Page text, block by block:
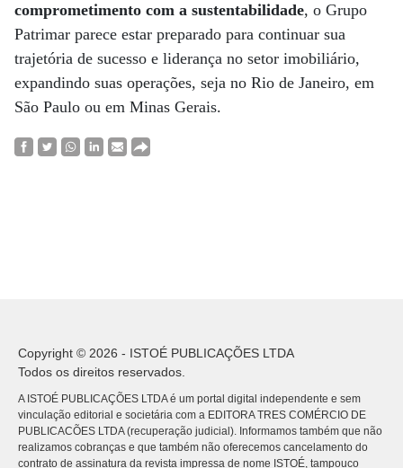
comprometimento com a sustentabilidade, o Grupo
Patrimar parece estar preparado para continuar sua
trajetória de sucesso e liderança no setor imobiliário,
expandindo suas operações, seja no Rio de Janeiro, em
São Paulo ou em Minas Gerais.
Copyright © 2026 - ISTOÉ PUBLICAÇÕES LTDA
Todos os direitos reservados.
A ISTOÉ PUBLICAÇÕES LTDA é um portal digital independente e sem
vinculação editorial e societária com a EDITORA TRES COMÉRCIO DE
PUBLICACÕES LTDA (recuperação judicial). Informamos também que não
realizamos cobranças e que também não oferecemos cancelamento do
contrato de assinatura da revista impressa de nome ISTOÉ, tampouco